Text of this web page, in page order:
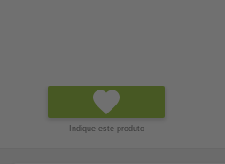
Indique este produto